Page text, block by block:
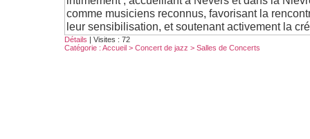
comme musiciens reconnus, favorisant la
leur sensibilisation, et soutenant activement la
Détails | Visites : 72
Catégorie : Accueil > Concert de jazz > Salles de Concerts